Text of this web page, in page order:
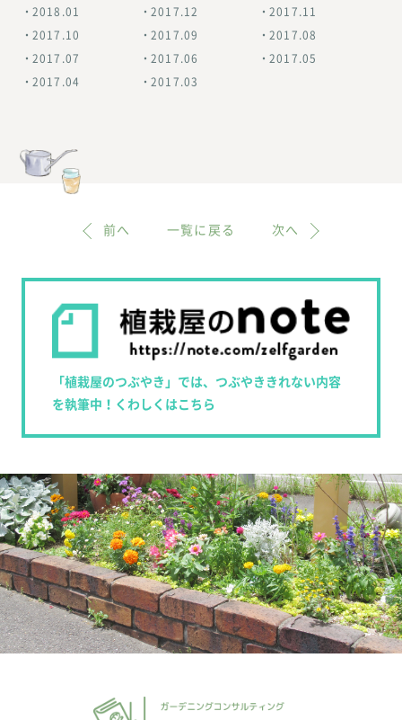
2018.01 2017.12 2017.11
2017.10 2017.09 2017.08
2017.07 2017.06 2017.05
2017.04 2017.03
前へ 一覧に戻る 次へ
「植栽屋のつぶやき」では、つぶやききれない内容
を執筆中！くわしくはこちら